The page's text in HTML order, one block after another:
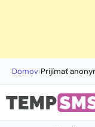
Domov›Prijímať